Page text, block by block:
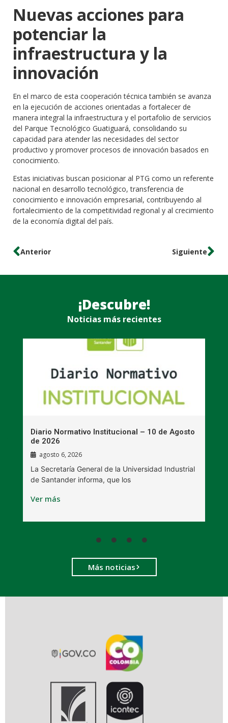
Nuevas acciones para
potenciar la
infraestructura y la
innovación
En el marco de esta cooperación técnica también se avanza
en la ejecución de acciones orientadas a fortalecer de
manera integral la infraestructura y el portafolio de servicios
del Parque Tecnológico Guatiguará, consolidando su
capacidad para atender las necesidades del sector
productivo y promover procesos de innovación basados en
conocimiento.
Estas iniciativas buscan posicionar al PTG como un referente
nacional en desarrollo tecnológico, transferencia de
conocimiento e innovación empresarial, contribuyendo al
fortalecimiento de la competitividad regional y al crecimiento
de la economía digital del país.
Anterior Siguiente
¡Descubre!
Noticias más recientes
Diario Normativo Institucional – 10 de Agosto
de 2026
agosto 6, 2026
La Secretaría General de la Universidad Industrial
de Santander informa, que los
Ver más
Más noticias